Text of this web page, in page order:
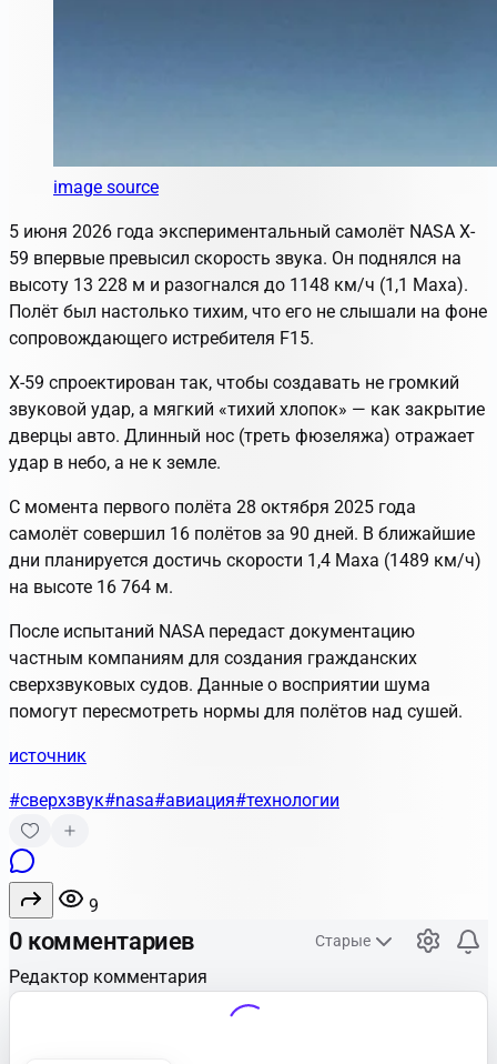
image source
5 июня 2026 года экспериментальный самолёт NASA X-
59 впервые превысил скорость звука. Он поднялся на
высоту 13 228 м и разогнался до 1148 км/ч (1,1 Маха).
Полёт был настолько тихим, что его не слышали на фоне
сопровождающего истребителя F15.
X-59 спроектирован так, чтобы создавать не громкий
звуковой удар, а мягкий «тихий хлопок» — как закрытие
дверцы авто. Длинный нос (треть фюзеляжа) отражает
удар в небо, а не к земле.
С момента первого полёта 28 октября 2025 года
самолёт совершил 16 полётов за 90 дней. В ближайшие
дни планируется достичь скорости 1,4 Маха (1489 км/ч)
на высоте 16 764 м.
После испытаний NASA передаст документацию
частным компаниям для создания гражданских
сверхзвуковых судов. Данные о восприятии шума
помогут пересмотреть нормы для полётов над сушей.
источник
#сверхзвук#nasa#авиация#технологии
9
0 комментариев Старые
Редактор комментария